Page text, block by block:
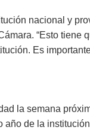
nacional y
“Esto tiene
Es
la semana
año de la